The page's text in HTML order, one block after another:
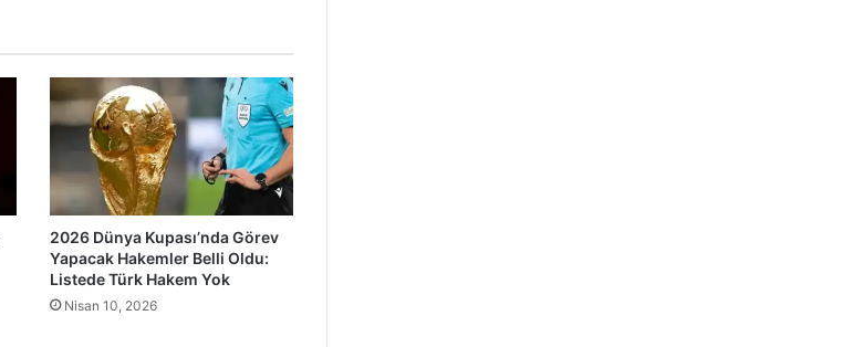
2026 Dünya Kupası’nda Görev
Yapacak Hakemler Belli Oldu:
Listede Türk Hakem Yok
Nisan 10, 2026